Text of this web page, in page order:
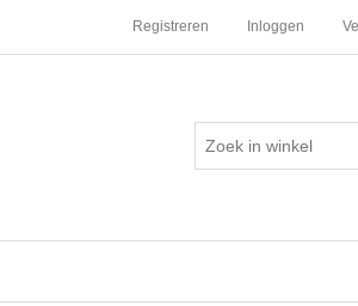
Registreren Inloggen